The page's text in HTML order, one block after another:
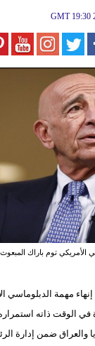
GMT
الأمريكي توم باراك
إنهاء مهمة الدبلوماسي
الوقت ذاته
والعراق ضمن إدارة